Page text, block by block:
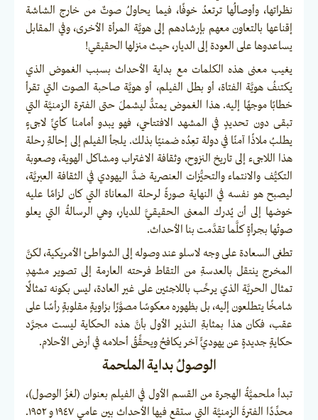
نظراتها، وأوصالُها ترتعدُ خوفًا، فيما يحاولُ صوتٌ من خارج الشاشة
إقناعها بالتعاون معهم بإرشادهم إلى هويَّة المرأة الأخرى، وفي المقابل
يساعدوها على العودة إلى الديار، حيث منزلها الحقيقي!
يغيب معنى هذه الكلمات مع بداية الأحداث بسبب الغموض الذي
يكتنفُ هويَّة الفتاة، أو بطل الفيلم، أو هويَّة صاحبة الصوت التي تقرأ
خطابًا موجهًا إليه. هذا الغموض يمتدُّ ليشملَ حتى الفترة الزمنيَّة التي
تبقى دون تحديدٍ في المشهد الافتتاحي، فهو يبدو أمامنا كأيِّ لاجىءٍ
يطلبُ ملاذًا آمنًا في دولة تعِدُه ضمنيًا بذلك. يلجأ الفيلم إلى إحالةِ رحلة
هذا اللاجىء إلى تاريخ النزوح، وثقافة الاغتراب ومشاكل الهوية، وصعوبة
التكيُّف والانتماء والتحيُّزات العنصرية ضدَّ اليهودي في الثقافة العبريَّة،
ليصبح هو نفسه في النهاية صورةً لرحلة المعاناة التي كان لزامًا عليه
خوضها إلى أن يُدرك المعنى الحقيقيَّ للديار، وهي الرسالةُ التي يعلو
صوتُها بجرأةٍ كلَّما تقدَّمت بنا الأحداث.
تطغى السعادة على وجه لاسلو عند وصوله إلى الشواطئ الأمريكية، لكنَّ
المخرج ينتقل بالعدسةِ من التقاط فرحته العارمة إلى تصوير مشهدِ
تمثال الحريَّة الذي يرحِّب باللاجئين على غير العادة، ليس بكونه تمثالًا
شامخًا يتطلعون إليه، بل بظهوره معكوسًا مصوَّرًا بزاويةٍ مقلوبةٍ رأسًا على
عقب، فكان هذا بمثابةِ النذير الأول بأنَّ هذه الحكاية ليست مجرَّد
حكايةٍ جديدةٍ عن يهوديٍّ آخر يكافحُ ويحقِّقُ أحلامه في أرض الأحلام.
الوصولُ بداية الملحمة
تبدأ ملحميَّةُ الهجرة من القسم الأول في الفيلم بعنوان (لغزُ الوصول)،
محدِّدًا الفترةَ الزمنيَّة التي ستقع فيها الأحداث بين عامي ١٩٤٧ و ١٩٥٢.